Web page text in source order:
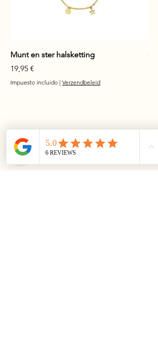
Munt en ster halsketting
Precio
19,95 €
Impuesto incluido | Verzendbeleid